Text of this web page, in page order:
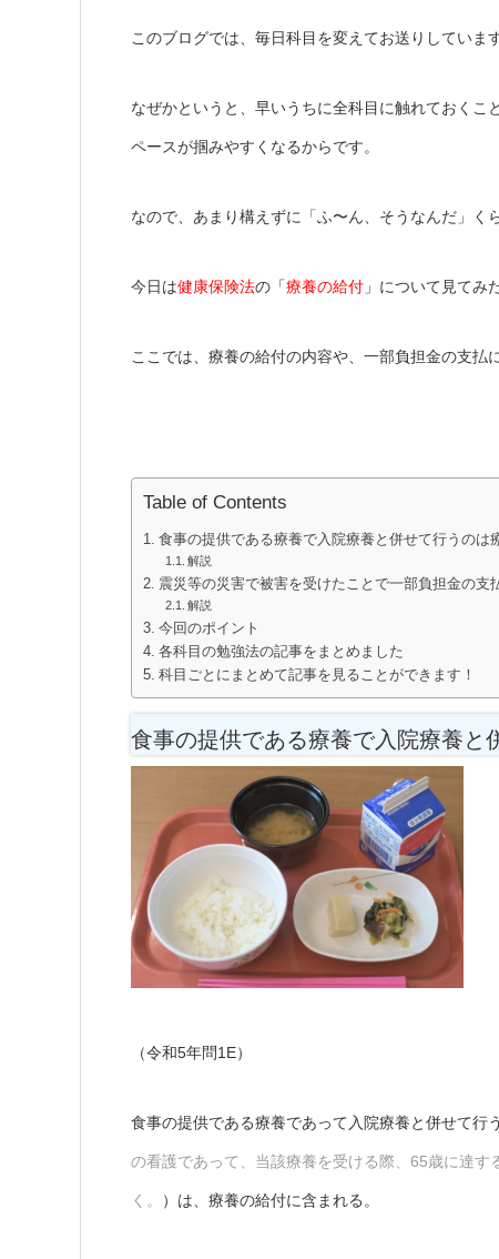
このブログでは、毎日科目を変えてお送りしています
なぜかというと、早いうちに全科目に触れておく
ペースが掴みやすくなるからです。
なので、あまり構えずに「ふ〜ん、そうなんだ」く
今日は健康保険法の「療養の給付 」について見てみ
ここでは、療養の給付の内容や、一部負担金の支払
Table of Contents
食事の提供である療養で入院療養と併せて行うのは
解説
震災等の災害で被害を受けたことで一部負担金の支
解説
今回のポイント
各科目の勉強法の記事をまとめました
科目ごとにまとめて記事を見ることができます！
食事の提供である療養で入院療養と
（令和5年問1E）
食事の提供である療養であって入院療養と併せて行
の看護であって、当該療養を受ける際、65歳に達
く。 ）は、療養の給付に含まれる。